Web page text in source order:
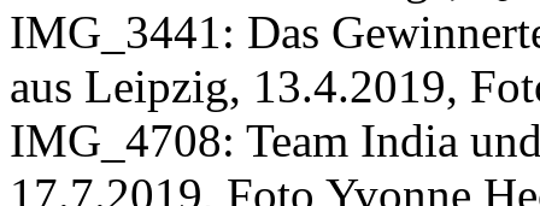
IMG_3441: Das
aus Leipzig, 13.4.2019,
IMG_4708: Team India
17.7.2019, Foto Yvonne